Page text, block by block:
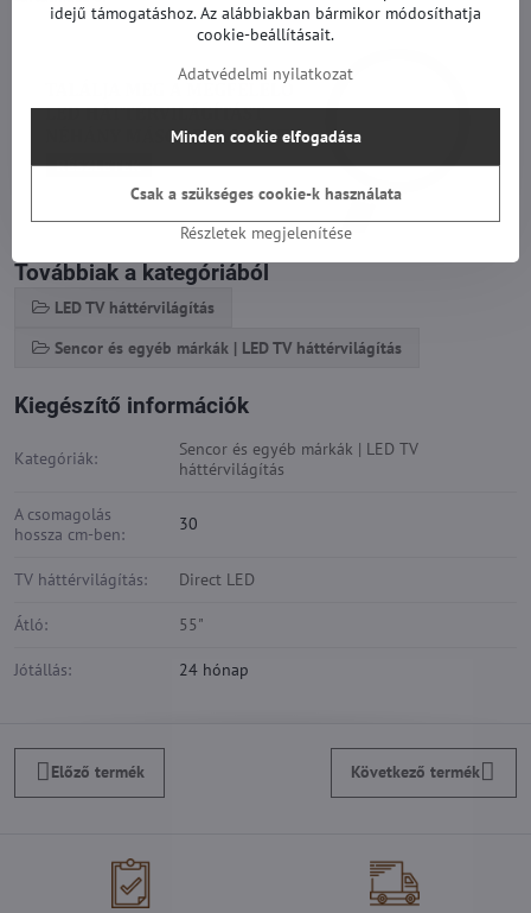
Továbbiak a kategóriából
LED TV háttérvilágítás
Sencor és egyéb márkák | LED TV háttérvilágítás
Kiegészítő információk
Kategóriák:
Sencor és egyéb márkák | LED TV
háttérvilágítás
A csomagolás
hossza cm-ben:
30
TV háttérvilágítás: Direct LED
Átló: 55"
Jótállás: 24 hónap
Előző termék Következő termék
idejű támogatáshoz. Az alábbiakban bármikor módosíthatja
cookie-beállításait.
Adatvédelmi nyilatkozat
Részletek megjelenítése
Minden cookie elfogadása
Csak a szükséges cookie-k használata